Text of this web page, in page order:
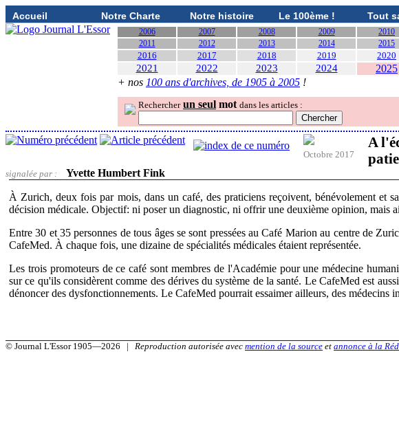
Accueil Notre Charte Notre histoire Le 100ème ! Tout
2006 2007 2008 2009
2010
2011
2012 2013 2014 2015
2016 2017 2018 2019 2020
2021 2022 2023 2024
2025
+ nos 100 ans d'archives, de 1905 à 2005 !
Rechercher un seul mot dans les articles :
Octobre 2017
A
signalée par : Yvette Humbert Fink
À Zurich, deux fois par mois, dans un café, des praticiens reçoivent, bénévolement et
décision médicale. Objectif: ni poser un diagnostic, ni offrir une deuxième opinion, mais
Entre 30 et 35 personnes de tous âges se sont pressées au Café Marion au centre de
CafeMed. À chaque fois, une dizaine de spécialités médicales étaient représentée.
Les trois promoteurs de ce café sont membres de l'Académie pour une médecine
sur ce qu'ils considèrent comme des dérives du système de la santé. Le CafeMed est
dénoncer des dysfonctionnements. Le CafeMed pourrait essaimer ailleurs, des médecins
© Journal L'Essor 1905—2026 | Reproduction autorisée avec mention de la source et annonce à la